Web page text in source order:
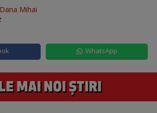
Dana Mihai
WhatsApp